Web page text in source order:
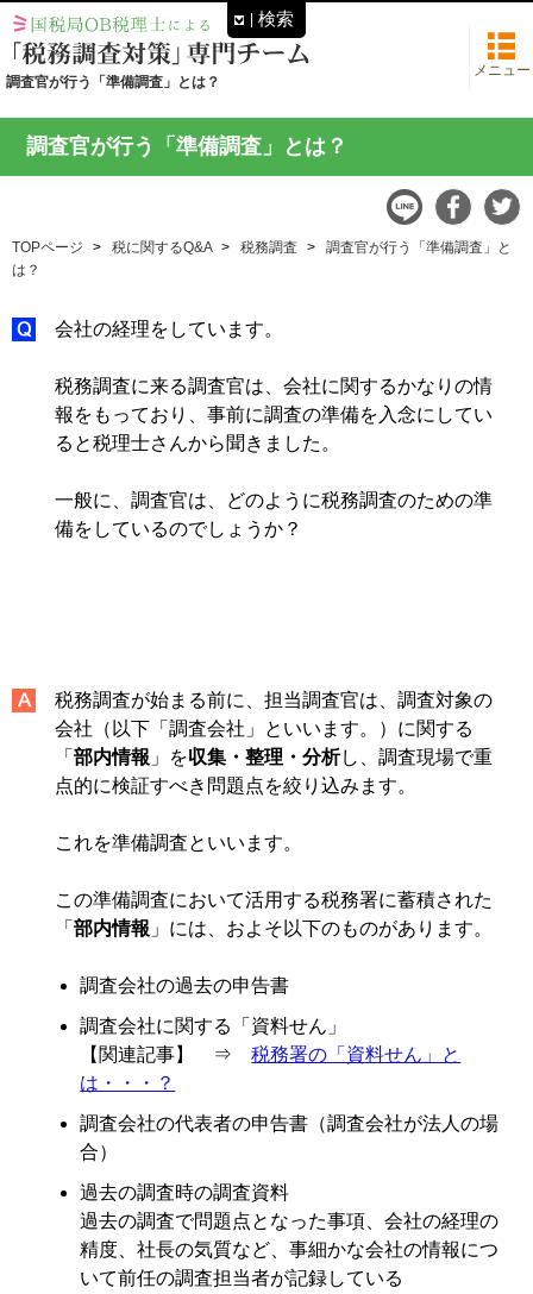
調査官が行う「準備調査」とは？
メニュー
調査官が行う「準備調査」とは？
TOPページ 税に関するQ&A 税務調査
調査官が行う「準備調査」と
は？
会社の経理をしています。
税務調査に来る調査官は、会社に関するかなりの情
報をもっており、事前に調査の準備を入念にしてい
ると税理士さんから聞きました。
一般に、調査官は、どのように税務調査のための準
備をしているのでしょうか？
税務調査が始まる前に、担当調査官は、調査対象の
会社（以下「調査会社」といいます。）に関する
「部内情報 」を収集・整理・分析し、調査現場で重
点的に検証すべき問題点を絞り込みます。
これを準備調査といいます。
この準備調査において活用する税務署に蓄積された
「部内情報 」には、およそ以下のものがあります。
調査会社の過去の申告書
調査会社に関する「資料せん」
【関連記事】 ⇒税務署の「資料せん」と
は・・・？
調査会社の代表者の申告書（調査会社が法人の場
合）
過去の調査時の調査資料
過去の調査で問題点となった事項、会社の経理の
精度、社長の気質など、事細かな会社の情報につ
いて前任の調査担当者が記録している
検索